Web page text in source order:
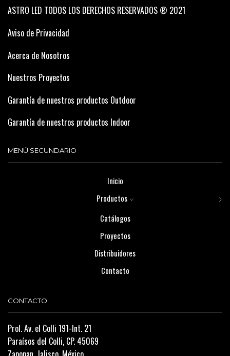
ASTRO LED TODOS LOS DERECHOS RESERVADOS ® 2021
Aviso de Privacidad
Acerca de Nosotros
Nuestros Proyectos
Garantía de nuestros productos Outdoor
Garantía de nuestros productos Indoor
MENÚ SECUNDARIO
Inicio
Productos
Catálogos
Proyectos
Distribuidores
Contacto
CONTACTO
Prol. Av. el Colli 191-Int. 21
Paraísos del Colli, CP. 45069